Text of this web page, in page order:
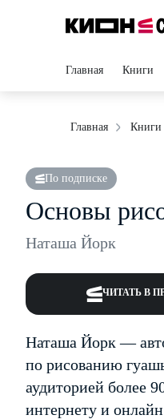
Главная Книги
Главная Книги
По подписке
Основы
Наташа Йорк
ЧИТАТЬ В
Наташа Йорк —
по рисованию
аудиторией более
интернету и